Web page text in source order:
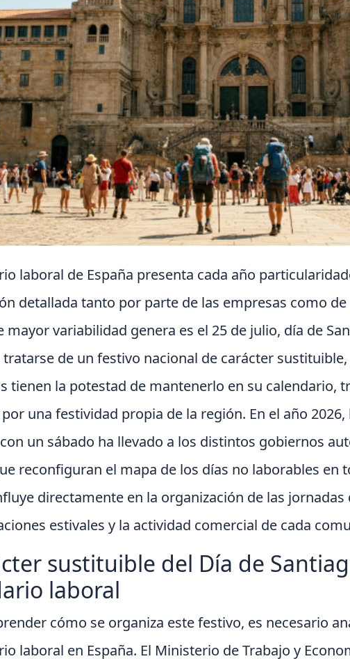
laboral de España presenta cada año
detallada tanto por parte de las empresas como
mayor variabilidad genera es el 25 de julio, día de
tratarse de un festivo nacional de carácter
tienen la potestad de mantenerlo en su calendario,
una festividad propia de la región. En el año
un sábado ha llevado a los distintos gobiernos
reconfiguran el mapa de los días no laborables en
directamente en la organización de las
estivales y la actividad comercial de cada
sustituible del Día de
laboral
cómo se organiza este festivo, es necesario
laboral en España. El Ministerio de Trabajo y